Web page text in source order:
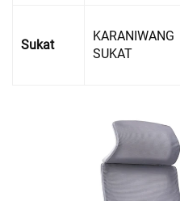
Sukat
KARANIWANG
SUKAT